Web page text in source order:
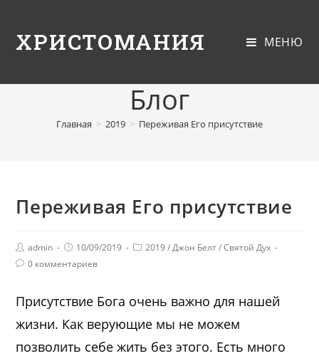
ХРИСТОМАНИЯ МЕНЮ
Блог
Главная > 2019 > Переживая Его присутствие
Переживая Его присутствие
admin 10/09/2019 2019 / Джон Белт / Святой Дух
0 комментариев
Присутствие Бога очень важно для нашей
жизни. Как верующие мы не можем
позволить себе жить без этого. Есть много